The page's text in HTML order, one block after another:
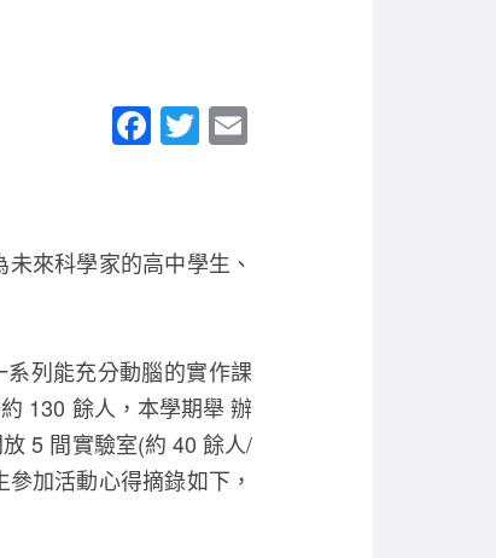
F
e
b
o
k
T
er
來科學家的高中學生、
列能充分動腦的實作課
130 餘人，本學期舉 辦
5 間實驗室(約 40 餘人/
加活動心得摘錄如下，